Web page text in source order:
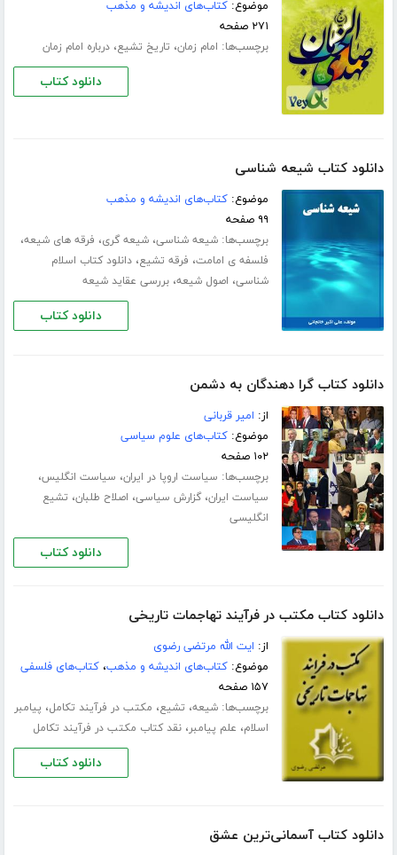
موضوع:کتاب‌های اندیشه و مذهب
۲۷۱ صفحه
برچسب‌ها: امام زمان، تاریخ تشیع،درباره امام زمان
دانلود کتاب
دانلود کتاب شیعه شناسی
موضوع:کتاب‌های اندیشه و مذهب
۹۹ صفحه
برچسب‌ها:شیعه شناسی،شیعه گری، فرقه های شیعه،
فلسفه ی امامت، فرقه تشیع،دانلود کتاب اسلام
شناسی، اصول شیعه،بررسی عقاید شیعه
دانلود کتاب
دانلود کتاب گرا دهندگان به دشمن
از: امیر قربانی
موضوع:کتاب‌های علوم سیاسی
۱۰۲ صفحه
برچسب‌ها: سیاست اروپا در ایران، سیاست انگلیس،
سیاست ایران،گزارش سیاسی، اصلاح طلبان، تشیع
انگلیسی
دانلود کتاب
دانلود کتاب مکتب در فرآیند تهاجمات تاریخی
از: ایت الله مرتضی رضوی
موضوع:کتاب‌های اندیشه و مذهب،کتاب‌های فلسفی
۱۵۷ صفحه
برچسب‌ها:شیعه، تشیع، مکتب در فرآیند تکامل، پیامبر
اسلام، علم پیامبر،نقد کتاب مکتب در فرآیند تکامل
دانلود کتاب
دانلود کتاب آسمانی‌ترین عشق